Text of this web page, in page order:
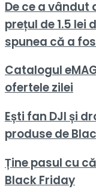
De ce a vândut
prețul de 1.5 lei
spunea că a
Catalogul
ofertele zilei
Ești fan DJI și
produse de
Ține pasul cu
Black Friday